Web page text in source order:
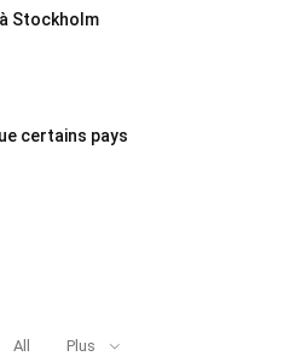
Stockholm
certains pays
All Plus